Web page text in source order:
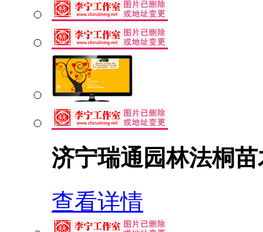
济宁瑞通园林法桐
查看详情